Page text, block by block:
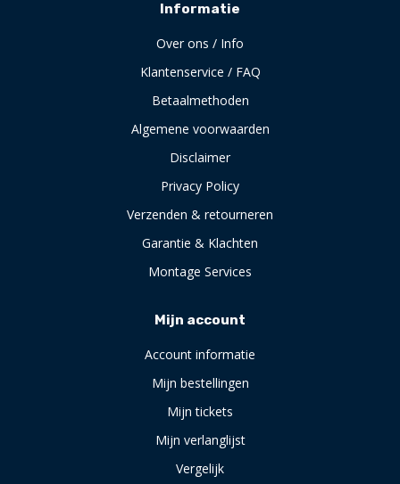
Informatie
Over ons / Info
Klantenservice / FAQ
Betaalmethoden
Algemene voorwaarden
Disclaimer
Privacy Policy
Verzenden & retourneren
Garantie & Klachten
Montage Services
Mijn account
Account informatie
Mijn bestellingen
Mijn tickets
Mijn verlanglijst
Vergelijk